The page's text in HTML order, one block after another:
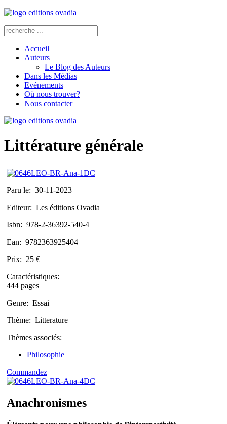
Accueil
Auteurs
Le Blog des Auteurs
Dans les Médias
Evénements
Où nous trouver?
Nous contacter
Littérature générale
Paru le: 30-11-2023
Editeur: Les éditions Ovadia
Isbn: 978-2-36392-540-4
Ean: 9782363925404
Prix: 25 €
Caractéristiques:
444 pages
Genre: Essai
Thème: Litterature
Thèmes associés:
Philosophie
Commandez
Anachronismes